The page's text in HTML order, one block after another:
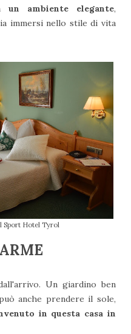
un ambiente elegante,
immersi nello stile di vita
Sport Hotel Tyrol
Un giardino ben
anche prendere il sole,
in questa casa in